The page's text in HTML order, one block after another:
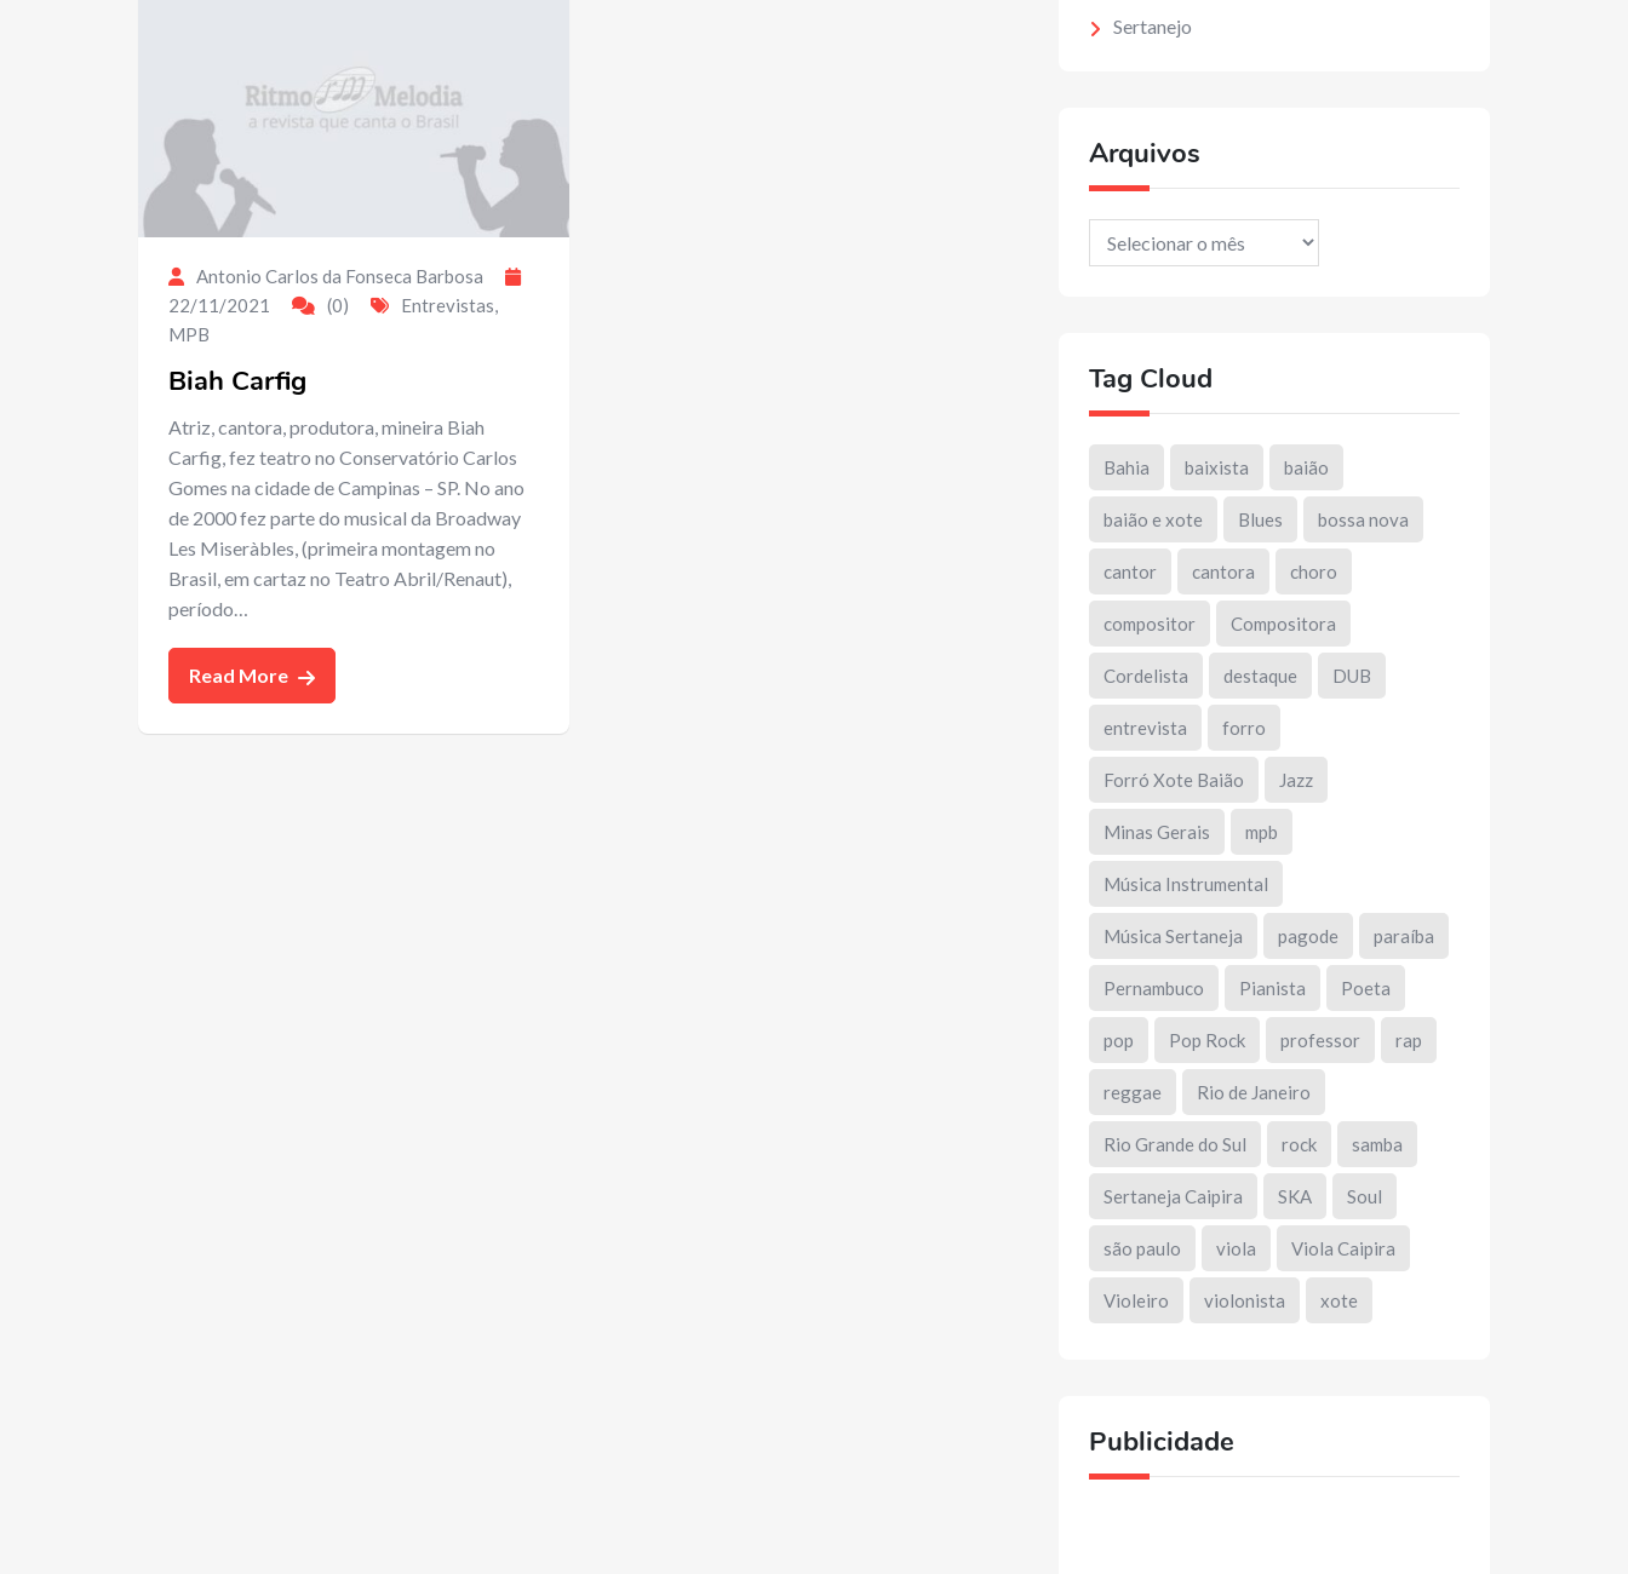
Antonio Carlos da Fonseca Barbosa
22/11/2021
(0) Entrevistas,
MPB
Biah Carfig
Atriz, cantora, produtora, mineira Biah
Carfig, fez teatro no Conservatório Carlos
Gomes na cidade de Campinas – SP. No ano
de 2000 fez parte do musical da Broadway
Les Miseràbles, (primeira montagem no
Brasil, em cartaz no Teatro Abril/Renaut),
período…
Read More
Sertanejo
Arquivos
Arquivos
Tag Cloud
Bahia baixista baião
baião e xote Blues bossa nova
cantor cantora choro
compositor Compositora
Cordelista destaque DUB
entrevista forro
Forró Xote Baião Jazz
Minas Gerais mpb
Música Instrumental
Música Sertaneja pagode paraíba
Pernambuco Pianista Poeta
pop Pop Rock professor rap
reggae Rio de Janeiro
Rio Grande do Sul rock samba
Sertaneja Caipira SKA Soul
são paulo viola Viola Caipira
Violeiro violonista xote
Publicidade